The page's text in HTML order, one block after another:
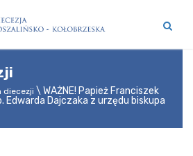
diecezji
WAŻNE! Papież Franciszek
Edwarda Dajczaka z urzędu biskupa